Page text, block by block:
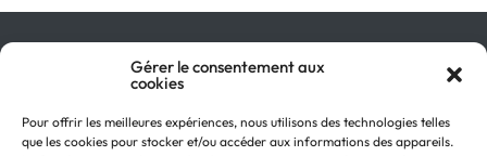
Gérer le consentement aux
cookies
Pour offrir les meilleures expériences, nous utilisons des technologies telles
que les cookies pour stocker et/ou accéder aux informations des appareils.
Qu’est-ce que le GIR ?
Pourquoi adhérer ?
On parle de nous !
Actualités
Retour en